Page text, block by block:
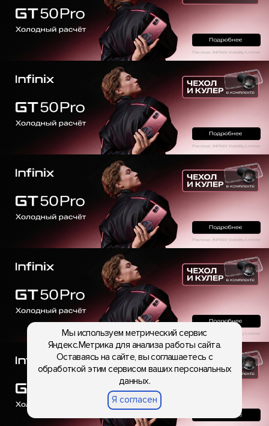
Мы используем метрический сервис
Яндекс.Метрика для анализа работы сайта.
Оставаясь на сайте, вы соглашаетесь с
обработкой этим сервисом ваших персональных
данных.
Я согласен